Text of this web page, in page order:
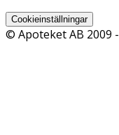
Cookieinställningar
© Apoteket AB 2009 -